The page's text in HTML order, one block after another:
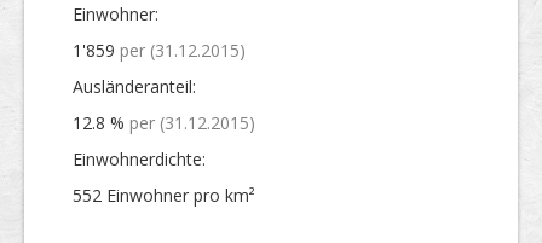
Einwohner:
1'859 per (31.12.2015)
Ausländer­anteil:
12.8 % per (31.12.2015)
Einwohner­dichte:
552 Einwohner pro km²